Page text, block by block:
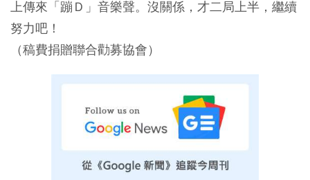
上傳來「蹦Ｄ」音樂聲。沒關係，才二局上半，繼續
努力吧！
（稿費捐贈聯合勸募協會）